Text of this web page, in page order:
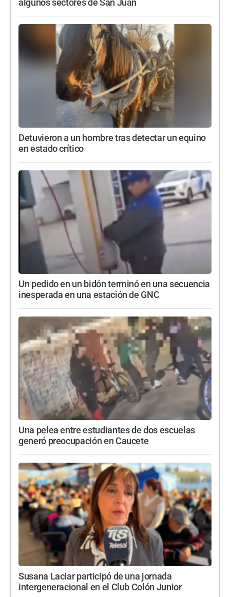
algunos sectores de San Juan
Detuvieron a un hombre tras detectar un equino
en estado crítico
Un pedido en un bidón terminó en una secuencia
inesperada en una estación de GNC
Una pelea entre estudiantes de dos escuelas
generó preocupación en Caucete
Susana Laciar participó de una jornada
intergeneracional en el Club Colón Junior